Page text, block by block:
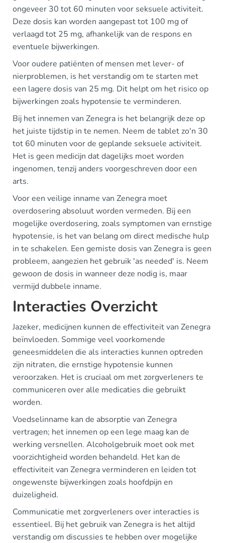
ongeveer 30 tot 60 minuten voor seksuele activiteit.
Deze dosis kan worden aangepast tot 100 mg of
verlaagd tot 25 mg, afhankelijk van de respons en
eventuele bijwerkingen.
Voor oudere patiënten of mensen met lever- of
nierproblemen, is het verstandig om te starten met
een lagere dosis van 25 mg. Dit helpt om het risico op
bijwerkingen zoals hypotensie te verminderen.
Bij het innemen van Zenegra is het belangrijk deze op
het juiste tijdstip in te nemen. Neem de tablet zo'n 30
tot 60 minuten voor de geplande seksuele activiteit.
Het is geen medicijn dat dagelijks moet worden
ingenomen, tenzij anders voorgeschreven door een
arts.
Voor een veilige inname van Zenegra moet
overdosering absoluut worden vermeden. Bij een
mogelijke overdosering, zoals symptomen van ernstige
hypotensie, is het van belang om direct medische hulp
in te schakelen. Een gemiste dosis van Zenegra is geen
probleem, aangezien het gebruik 'as needed' is. Neem
gewoon de dosis in wanneer deze nodig is, maar
vermijd dubbele inname.
Interacties Overzicht
Jazeker, medicijnen kunnen de effectiviteit van Zenegra
beïnvloeden. Sommige veel voorkomende
geneesmiddelen die als interacties kunnen optreden
zijn nitraten, die ernstige hypotensie kunnen
veroorzaken. Het is cruciaal om met zorgverleners te
communiceren over alle medicaties die gebruikt
worden.
Voedselinname kan de absorptie van Zenegra
vertragen; het innemen op een lege maag kan de
werking versnellen. Alcoholgebruik moet ook met
voorzichtigheid worden behandeld. Het kan de
effectiviteit van Zenegra verminderen en leiden tot
ongewenste bijwerkingen zoals hoofdpijn en
duizeligheid.
Communicatie met zorgverleners over interacties is
essentieel. Bij het gebruik van Zenegra is het altijd
verstandig om discussies te hebben over mogelijke